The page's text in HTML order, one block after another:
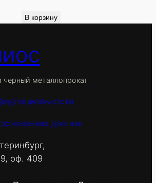
В корзину
металлопрокат
данных
оф. 409